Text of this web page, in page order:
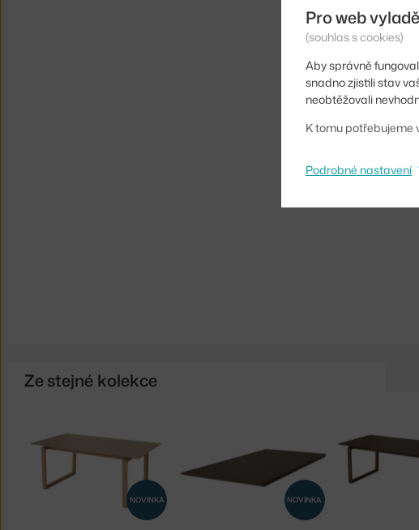
Ze stejné kolekce
NOVINKA NOVINKA
Pro web
(souhlas s cookies)
Aby správně
snadno zjistili stav
neobtěžovali
K tomu potřebujeme
Podrobné nastavení